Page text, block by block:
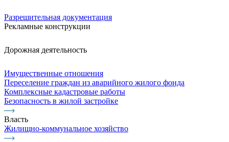
Разрешительная документация
Рекламные конструкции
Дорожная деятельность
Имущественные отношения
Переселение граждан из аварийного жилого фонда
Комплексные кадастровые работы
Безопасность в жилой застройке
Власть
Жилищно-коммунальное хозяйство